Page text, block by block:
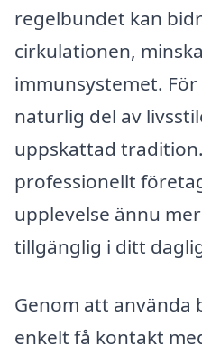
regelbundet kan
cirkulationen,
immunsystemet.
naturlig del av
uppskattad
professionellt
upplevelse ännu
tillgänglig i ditt
Genom att använda
enkelt få kontakt